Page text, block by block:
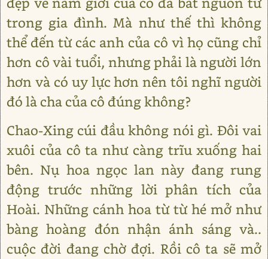
trong gia đình. Mà như thế thì không
thể đến từ các anh của cô vì họ cũng chỉ
hơn cô vài tuổi, nhưng phải là người lớn
hơn và có uy lực hơn nên tôi nghĩ người
đó là cha của cô đúng không?
Chao-Xing cúi đầu không nói gì. Đôi vai
xuôi của cô ta như càng trĩu xuống hai
bên. Nụ hoa ngọc lan này đang rung
động trước những lời phân tích của
Hoài. Những cánh hoa từ từ hé mở như
bàng hoàng đón nhận ánh sáng và..
cuộc đời đang chờ đợi. Rồi cô ta sẽ mở